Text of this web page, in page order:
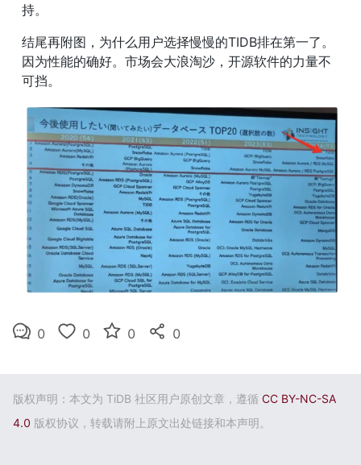
持。
结尾再附图，为什么用户选择慢慢的TIDB排在第一了。
因为性能的确好。市场会大浪淘沙，开源软件的力量不
可挡。
0 0 0 0
版权声明：本文为 TiDB 社区用户原创文章，遵循 CC BY-NC-SA
4.0 版权协议，转载请附上原文出处链接和本声明。